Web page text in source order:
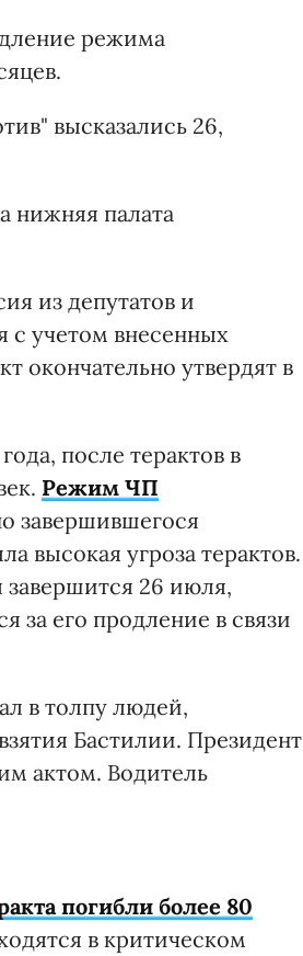
режима
высказались 26,
нижняя палата
из депутатов и
с учетом внесенных
окончательно утвердят в
после терактов в
Режим ЧП
завершившегося
высокая угроза терактов.
26 июля,
за его продление в связи
в толпу людей,
Бастилии. Президент
актом. Водитель
погибли более 80
в критическом